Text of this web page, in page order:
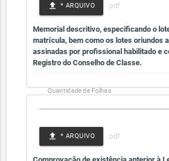
* ARQUIVO
file_upload
Memorial descritivo, especificando o
matrícula, bem como os lotes oriundos
assinadas por profissional habilitado e
Registro do Conselho de Classe.
Quantidade de Folhas
* ARQUIVO
file_upload